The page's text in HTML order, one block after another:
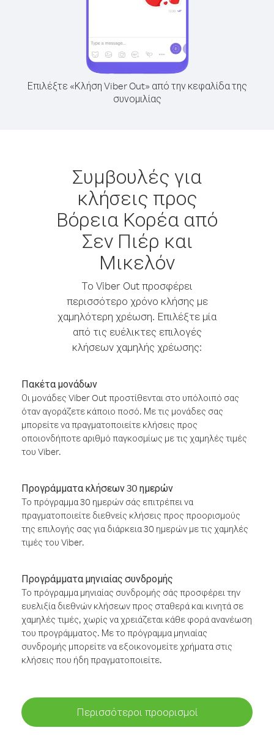
Επιλέξτε «Κλήση Viber Out» από την κεφαλίδα της
συνομιλίας
Συμβουλές για
κλήσεις προς
Βόρεια Κορέα από
Σεν Πιέρ και
Μικελόν
Το Viber Out προσφέρει
περισσότερο χρόνο κλήσης με
χαμηλότερη χρέωση. Επιλέξτε μία
από τις ευέλικτες επιλογές
κλήσεων χαμηλής χρέωσης:
Πακέτα μονάδων
Οι μονάδες Viber Out προστίθενται στο υπόλοιπό σας
όταν αγοράζετε κάποιο ποσό. Με τις μονάδες σας
μπορείτε να πραγματοποιείτε κλήσεις προς
οποιονδήποτε αριθμό παγκοσμίως με τις χαμηλές τιμές
του Viber.
Προγράμματα κλήσεων 30 ημερών
Το πρόγραμμα 30 ημερών σάς επιτρέπει να
πραγματοποιείτε διεθνείς κλήσεις προς προορισμούς
της επιλογής σας για διάρκεια 30 ημερών με τις χαμηλές
τιμές του Viber.
Προγράμματα μηνιαίας συνδρομής
Το πρόγραμμα μηνιαίας συνδρομής σάς προσφέρει την
ευελιξία διεθνών κλήσεων προς σταθερά και κινητά σε
χαμηλές τιμές, χωρίς να χρειάζεται κάθε φορά ανανέωση
του προγράμματος. Με το πρόγραμμα μηνιαίας
συνδρομής μπορείτε να εξοικονομείτε χρήματα στις
κλήσεις που ήδη πραγματοποιείτε.
Περισσότεροι προορισμοί